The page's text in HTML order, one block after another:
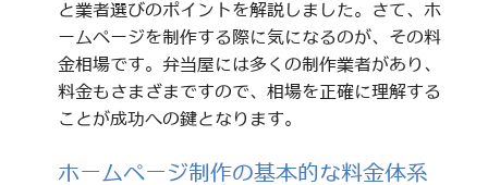
と業者選びのポイントを解説しました。さて、ホ
ームページを制作する際に気になるのが、その料
金相場です。弁当屋には多くの制作業者があり、
料金もさまざまですので、相場を正確に理解する
ことが成功への鍵となります。
ホームページ制作の基本的な料金体系